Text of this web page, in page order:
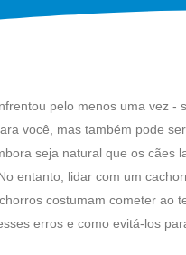
pelo menos uma vez -
você, mas também pode
seja natural que os cães
entanto, lidar com um
costumam cometer ao
erros e como evitá-los